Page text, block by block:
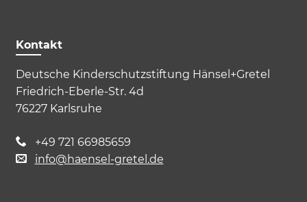
Kontakt
Deutsche Kinderschutzstiftung Hänsel+Gretel
Friedrich-Eberle-Str. 4d
76227 Karlsruhe
+49 721 66985659
info@haensel-gretel.de